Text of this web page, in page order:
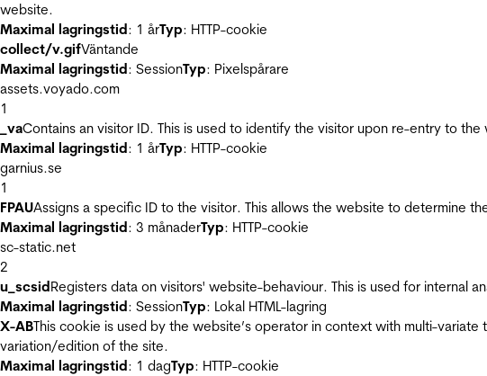
website.
Maximal lagringstid: 1 årTyp: HTTP-cookie
collect/v.gifVäntande
Maximal lagringstid: SessionTyp: Pixelspårare
assets.voyado.com
1
_vaContains an visitor ID. This is used to identify the visitor upon re-entry to the
Maximal lagringstid: 1 årTyp: HTTP-cookie
garnius.se
1
FPAUAssigns a specific ID to the visitor. This allows the website to determine
Maximal lagringstid: 3 månaderTyp: HTTP-cookie
sc-static.net
2
u_scsidRegisters data on visitors' website-behaviour. This is used for internal
Maximal lagringstid: SessionTyp: Lokal HTML-lagring
X-ABThis cookie is used by the website’s operator in context with multi-
variation/edition of the site.
Maximal lagringstid: 1 dagTyp: HTTP-cookie